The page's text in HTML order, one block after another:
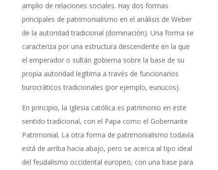
amplio de relaciones sociales. Hay dos formas
principales de patrimonialismo en el análisis de Weber
de la autoridad tradicional (dominación). Una forma se
caracteriza por una estructura descendente en la que
el emperador o sultán gobierna sobre la base de su
propia autoridad legítima a través de funcionarios
burocráticos tradicionales (por ejemplo, eunucos).
En principio, la Iglesia católica es patrimonio en este
sentido tradicional, con el Papa como el Gobernante
Patrimonial. La otra forma de patrimonialismo todavía
está de arriba hacia abajo, pero se acerca al tipo ideal
del feudalismo occidental europeo, con una base para